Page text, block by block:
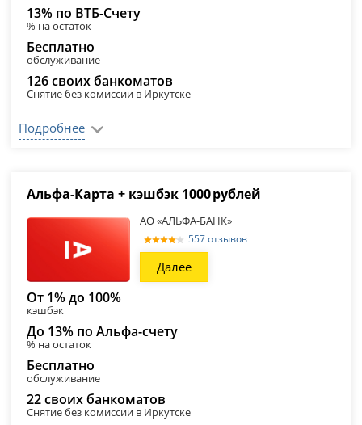
13% по ВТБ-Счету
% на остаток
Бесплатно
обслуживание
126 своих банкоматов
Снятие без комиссии в Иркутске
Подробнее
Альфа‑Карта + кэшбэк 1000 рублей
АО «АЛЬФА-БАНК»
557 отзывов
Далее
От 1% до 100%
кэшбэк
До 13% по Альфа-счету
% на остаток
Бесплатно
обслуживание
22 своих банкоматов
Снятие без комиссии в Иркутске